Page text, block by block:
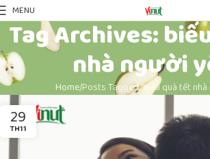
MENU
Tag Archives:
nhà người
HomePosts Tagged "biếu quà tết
29
TH11